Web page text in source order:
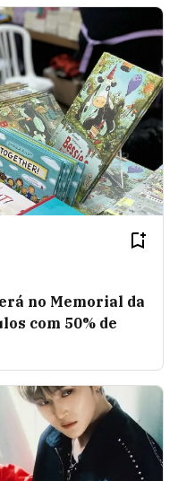
no Memorial da
com 50% de